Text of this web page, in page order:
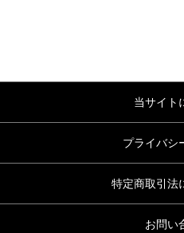
当サイト
プライバシ
特定商取引法
お問い